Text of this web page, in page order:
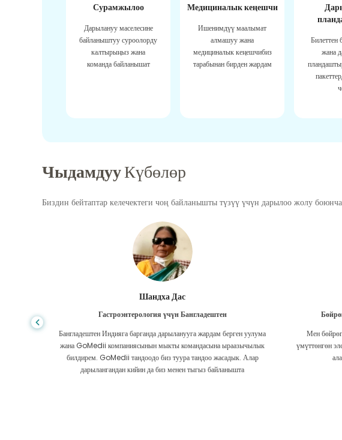
Сурамжылоо
Дарылануу маселесине
байланыштуу суроолорду
калтырыңыз жана
команда байланышат
Медициналык кеңешчи
Ишенимдүү маалымат
алмашуу жана
медициналык кеңешчибиз
тарабынан бирден жардам
Билеттен
жана
ЧыдамдууКүбөлөр
Биздин бейтаптар келечектеги чоң байланышты түзүү үчүн дарылоо жолу
Шандха Дас
Гастроэнтерология үчүн Бангладештен
Бангладештен Индияга барганда дарыланууга жардам берген уулума
жана GoMedii компаниясынын мыкты командасына ыраазычылык
билдирем. GoMedii тандоодо биз туура тандоо жасадык. Алар
дарылангандан кийин да биз менен тыгыз байланышта
Мен
үмүттөнгөн